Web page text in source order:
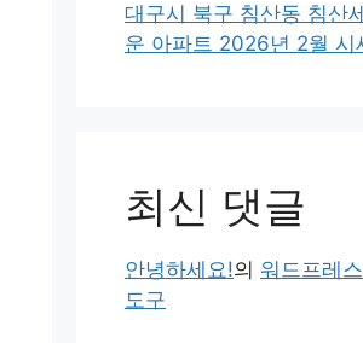
대구시 북구 침산동 침산
운 아파트 2026년 2월 시
최신 댓글
안녕하세요!의 워드프레
도구